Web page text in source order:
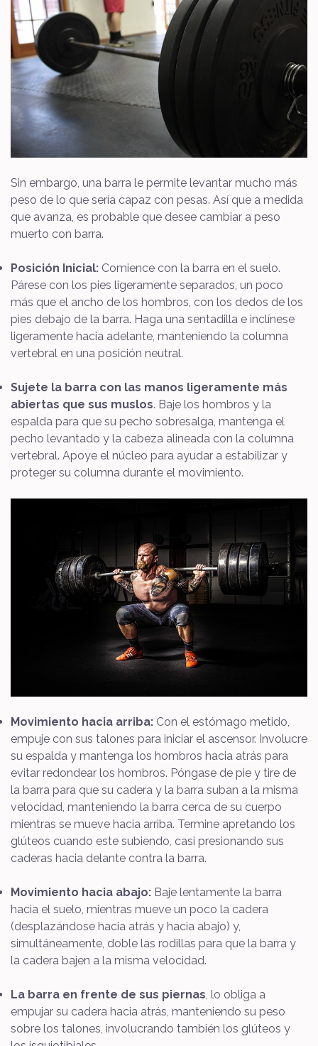
Sin embargo, una barra le permite levantar mucho más
peso de lo que sería capaz con pesas. Así que a medida
que avanza, es probable que desee cambiar a peso
muerto con barra.
Posición Inicial: Comience con la barra en el suelo.
Párese con los pies ligeramente separados, un poco
más que el ancho de los hombros, con los dedos de los
pies debajo de la barra. Haga una sentadilla e inclínese
ligeramente hacia adelante, manteniendo la columna
vertebral en una posición neutral.
Sujete la barra con las manos ligeramente más
abiertas que sus muslos. Baje los hombros y la
espalda para que su pecho sobresalga, mantenga el
pecho levantado y la cabeza alineada con la columna
vertebral. Apoye el núcleo para ayudar a estabilizar y
proteger su columna durante el movimiento.
Movimiento hacia arriba: Con el estómago metido,
empuje con sus talones para iniciar el ascensor. Involucre
su espalda y mantenga los hombros hacia atrás para
evitar redondear los hombros. Póngase de pie y tire de
la barra para que su cadera y la barra suban a la misma
velocidad, manteniendo la barra cerca de su cuerpo
mientras se mueve hacia arriba. Termine apretando los
glúteos cuando este subiendo, casi presionando sus
caderas hacia delante contra la barra.
Movimiento hacia abajo: Baje lentamente la barra
hacia el suelo, mientras mueve un poco la cadera
(desplazándose hacia atrás y hacia abajo) y,
simultáneamente, doble las rodillas para que la barra y
la cadera bajen a la misma velocidad.
La barra en frente de sus piernas , lo obliga a
empujar su cadera hacia atrás, manteniendo su peso
sobre los talones, involucrando también los glúteos y